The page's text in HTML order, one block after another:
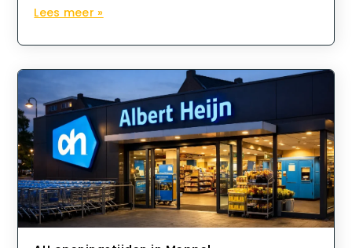
Lees meer »